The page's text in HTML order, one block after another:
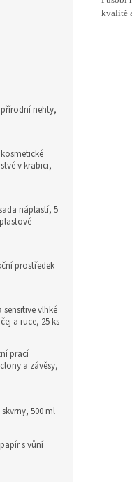
nehty,
v krabici,
náplastí, 5
prostředek
sensitive vlhké
a ruce, 25 ks
prací
a závěsy,
500 ml
s vůní
kvalitě